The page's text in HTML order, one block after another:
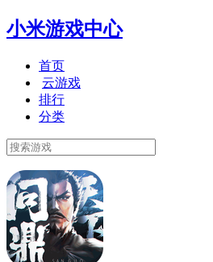
小米游戏中心
首页
云游戏
排行
分类